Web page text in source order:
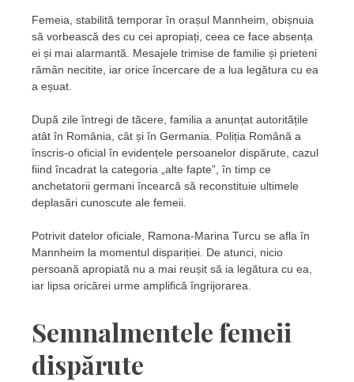
Femeia, stabilită temporar în orașul Mannheim, obișnuia
să vorbească des cu cei apropiați, ceea ce face absența
ei și mai alarmantă. Mesajele trimise de familie și prieteni
rămân necitite, iar orice încercare de a lua legătura cu ea
a eșuat.
După zile întregi de tăcere, familia a anunțat autoritățile
atât în România, cât și în Germania. Poliția Română a
înscris-o oficial în evidențele persoanelor dispărute, cazul
fiind încadrat la categoria „alte fapte”, în timp ce
anchetatorii germani încearcă să reconstituie ultimele
deplasări cunoscute ale femeii.
Potrivit datelor oficiale, Ramona-Marina Turcu se afla în
Mannheim la momentul dispariției. De atunci, nicio
persoană apropiată nu a mai reușit să ia legătura cu ea,
iar lipsa oricărei urme amplifică îngrijorarea.
Semnalmentele femeii
dispărute